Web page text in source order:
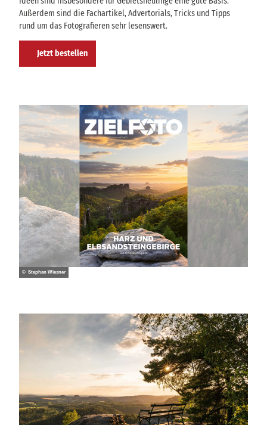
Außerdem sind die Fachartikel, Advertorials, Tricks und Tipps
rund um das Fotografieren sehr lesenswert.
Jetzt bestellen
© Stephan Wiesner